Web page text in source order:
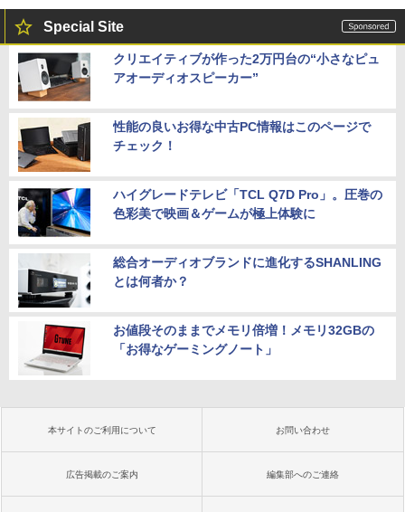
Special Site
クリエイティブが作った2万円台の“小さなピュ
アオーディオスピーカー”
性能の良いお得な中古PC情報はこのページで
チェック！
ハイグレードテレビ「TCL Q7D Pro」。圧巻の
色彩美で映画＆ゲームが極上体験に
総合オーディオブランドに進化するSHANLING
とは何者か？
お値段そのままでメモリ倍増！メモリ32GBの
「お得なゲーミングノート」
本サイトのご利用について お問い合わせ
広告掲載のご案内 編集部へのご連絡